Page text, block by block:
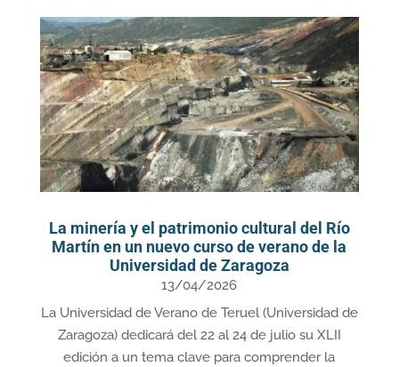
La minería y el patrimonio cultural del Río
Martín en un nuevo curso de verano de la
Universidad de Zaragoza
13/04/2026
La Universidad de Verano de Teruel (Universidad de
Zaragoza) dedicará del 22 al 24 de julio su XLII
edición a un tema clave para comprender la